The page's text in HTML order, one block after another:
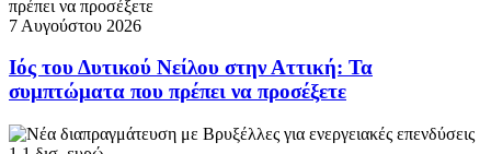
7 Αυγούστου 2026
Ιός του Δυτικού Νείλου στην Αττική: Τα
συμπτώματα που πρέπει να προσέξετε